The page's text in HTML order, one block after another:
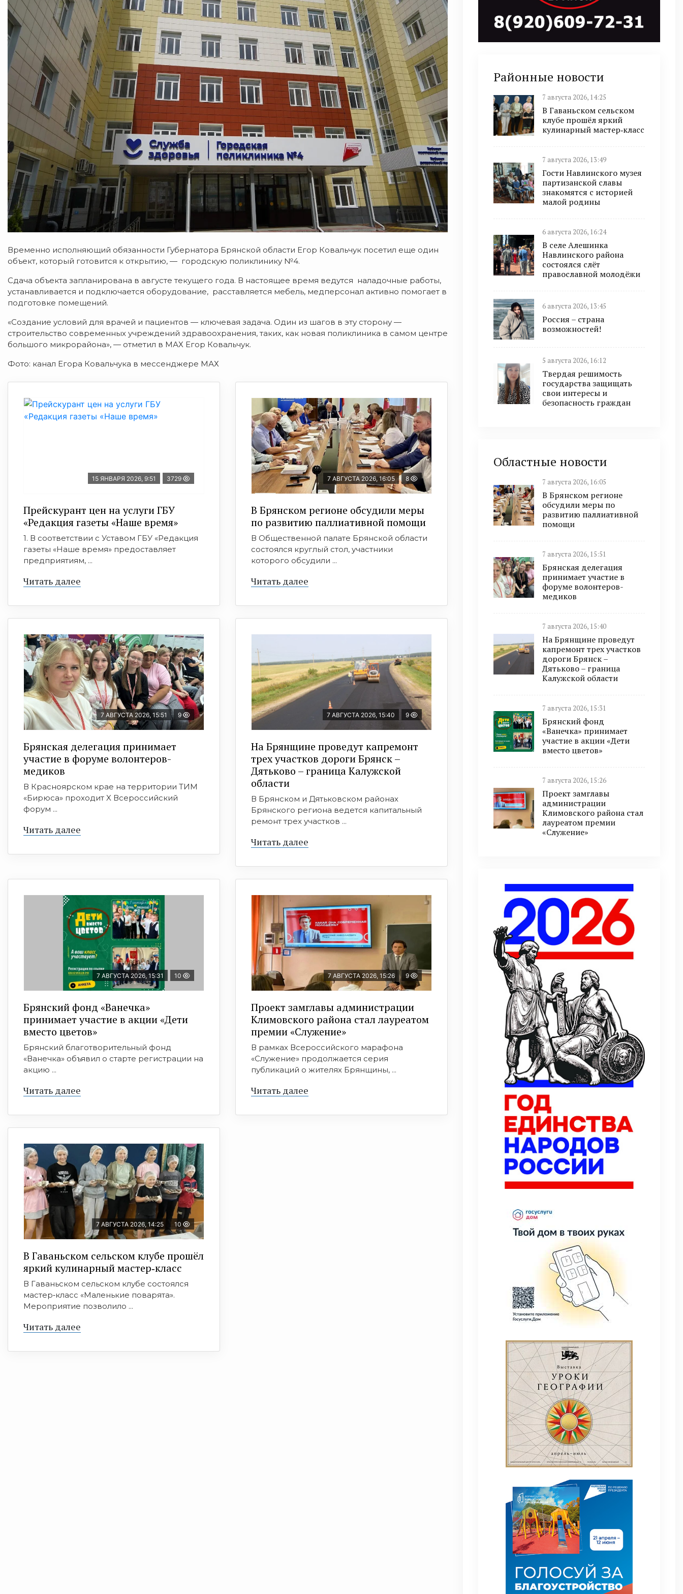
Временно исполняющий обязанности Губернатора Брянской области Егор Ковальчук посетил еще один
объект, который готовится к открытию, — городскую поликлинику №4.
Сдача объекта запланирована в августе текущего года. В настоящее время ведутся наладочные работы,
устанавливается и подключается оборудование, расставляется мебель, медперсонал активно помогает в
подготовке помещений.
«Создание условий для врачей и пациентов — ключевая задача. Один из шагов в эту сторону —
строительство современных учреждений здравоохранения, таких, как новая поликлиника в самом центре
большого микрорайона», — отметил в МАХ Егор Ковальчук.
Фото: канал Егора Ковальчука в мессенджере МАХ
15 ЯНВАРЯ 2026, 9:51 3729
Прейскурант цен на услуги ГБУ
«Редакция газеты «Наше время»
1. В соответствии с Уставом ГБУ «Редакция
газеты «Наше время» предоставляет
предприятиям, ...
Читать далее
7 АВГУСТА 2026, 16:05 8
В Брянском регионе обсудили меры
по развитию паллиативной помощи
В Общественной палате Брянской области
состоялся круглый стол, участники
которого обсудили ...
Читать далее
7 АВГУСТА 2026, 15:51 9
Брянская делегация принимает
участие в форуме волонтеров-
медиков
В Красноярском крае на территории ТИМ
«Бирюса» проходит X Всероссийский
форум ...
Читать далее
7 АВГУСТА 2026, 15:40 9
На Брянщине проведут капремонт
трех участков дороги Брянск –
Дятьково – граница Калужской
области
В Брянском и Дятьковском районах
Брянского региона ведется капитальный
ремонт трех участков ...
Читать далее
7 АВГУСТА 2026, 15:31 10
Брянский фонд «Ванечка»
принимает участие в акции «Дети
вместо цветов»
Брянский благотворительный фонд
«Ванечка» объявил о старте регистрации на
акцию ...
Читать далее
7 АВГУСТА 2026, 15:26 9
Проект замглавы администрации
Климовского района стал лауреатом
премии «Служение»
В рамках Всероссийского марафона
«Служение» продолжается серия
публикаций о жителях Брянщины, ...
Читать далее
7 АВГУСТА 2026, 14:25 10
В Гаваньском сельском клубе прошёл
яркий кулинарный мастер‑класс
В Гаваньском сельском клубе состоялся
мастер‑класс «Маленькие поварята».
Мероприятие позволило ...
Читать далее
Районные новости
7 августа 2026, 14:25
В Гаваньском сельском
клубе прошёл яркий
кулинарный мастер‑класс
7 августа 2026, 13:49
Гости Навлинского музея
партизанской славы
знакомятся с историей
малой родины
6 августа 2026, 16:24
В селе Алешинка
Навлинского района
состоялся слёт
православной молодёжи
6 августа 2026, 13:45
Россия – страна
возможностей!
5 августа 2026, 16:12
Твердая решимость
государства защищать
свои интересы и
безопасность граждан
Областные новости
7 августа 2026, 16:05
В Брянском регионе
обсудили меры по
развитию паллиативной
помощи
7 августа 2026, 15:51
Брянская делегация
принимает участие в
форуме волонтеров-
медиков
7 августа 2026, 15:40
На Брянщине проведут
капремонт трех участков
дороги Брянск –
Дятьково – граница
Калужской области
7 августа 2026, 15:31
Брянский фонд
«Ванечка» принимает
участие в акции «Дети
вместо цветов»
7 августа 2026, 15:26
Проект замглавы
администрации
Климовского района стал
лауреатом премии
«Служение»